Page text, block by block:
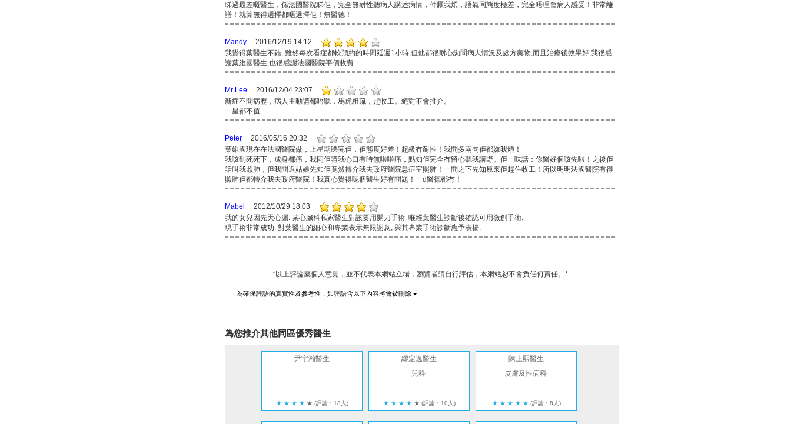
睇過最差嘅醫生，係法國醫院睇佢，完全無耐性聽病人講述病情，仲厭我煩，語氣同態度極差，完全唔理會病人感受！非常離
譜！就算無得選擇都唔選擇佢！無醫德！
Mandy
2016/12/19 14:12
我覺得葉醫生不錯, 雖然每次看症都較預約的時間延遲1小時,但他都很耐心詢問病人情況及處方藥物,而且治療後效果好,我很感
謝葉維國醫生,也很感謝法國醫院平價收費 .
Mr Lee
2016/12/04 23:07
新症不問病歷，病人主動講都唔聽，馬虎粗疏，趕收工。絕對不會推介。
一星都不值
Peter
2016/05/16 20:32
葉維國現在在法國醫院做，上星期睇完佢，佢態度好差！超級冇耐性！我問多兩句佢都嫌我煩！
我咳到死死下，成身都痛，我同佢講我心口有時無啦啦痛，點知佢完全冇留心聽我講野。佢一味話：你醫好個咳先啦！之後佢
話叫我照肺，但我問返姑娘先知佢竟然轉介我去政府醫院急症室照肺！一問之下先知原來佢趕住收工！所以明明法國醫院有得
照肺佢都轉介我去政府醫院！我真心覺得呢個醫生好有問題！一d醫德都冇！
Mabel
2012/10/29 18:03
我的女兒因先天心漏. 某心臟科私家醫生對該要用開刀手術. 唯經葉醫生診斷後確認可用微創手術.
現手術非常成功. 對葉醫生的細心和專業表示無限謝意, 與其專業手術診斷應予表揚.
*以上評論屬個人意見，並不代表本網站立場，瀏覽者請自行評估，本網站恕不會負任何責任。*
為確保評語的真實性及參考性，如評語含以下內容將會被刪除
為您推介其他同區優秀醫生
尹宇瀚醫生
★ ★ ★ ★ ★ (評論：18人)
繆定逸醫生
兒科
★ ★ ★ ★ ★ (評論：10人)
陳上熙醫生
皮膚及性病科
★ ★ ★ ★ ★ (評論：8人)